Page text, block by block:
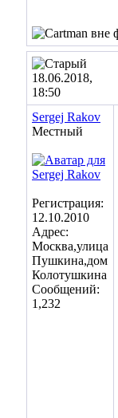
18.06.2018,
18:50
Sergej Rakov
Местный
Регистрация:
12.10.2010
Адрес:
Москва,улица
Пушкина,дом
Колотушкина
Сообщений:
1,232